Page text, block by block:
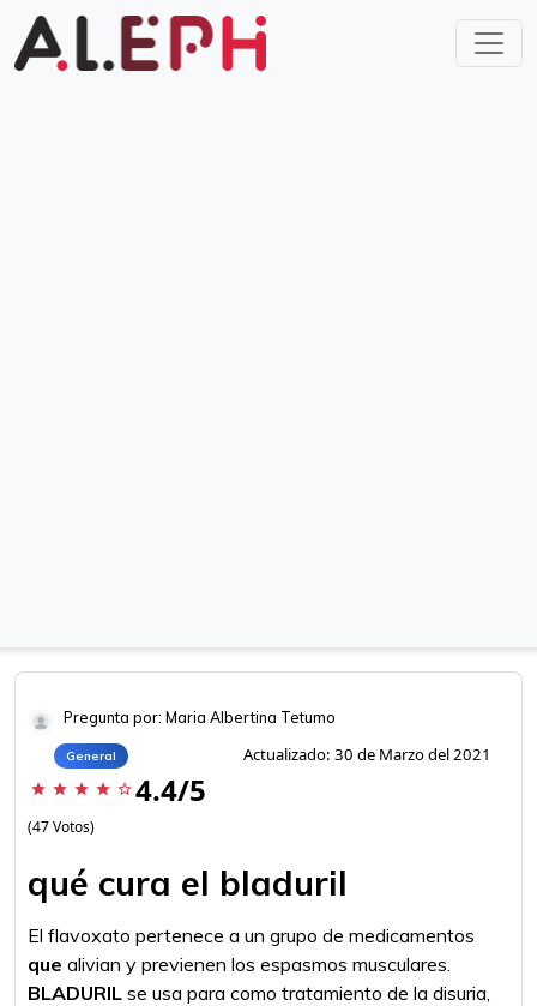
Pregunta por: Maria Albertina Tetumo
General Actualizado: 30 de Marzo del 2021
star star star star star_border 4.4/5
(47 Votos)
qué cura el bladuril
El flavoxato pertenece a un grupo de medicamentos
que alivian y previenen los espasmos musculares.
BLADURIL se usa para como tratamiento de la disuria,